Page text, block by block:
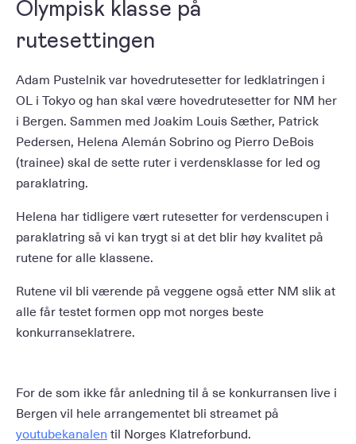
Olympisk klasse på
rutesettingen
Adam Pustelnik var hovedrutesetter for ledklatringen i
OL i Tokyo og han skal være hovedrutesetter for NM her
i Bergen. Sammen med Joakim Louis Sæther, Patrick
Pedersen, Helena Alemán Sobrino og Pierro DeBois
(trainee) skal de sette ruter i verdensklasse for led og
paraklatring.
Helena har tidligere vært rutesetter for verdenscupen i
paraklatring så vi kan trygt si at det blir høy kvalitet på
rutene for alle klassene.
Rutene vil bli værende på veggene også etter NM slik at
alle får testet formen opp mot norges beste
konkurranseklatrere.
For de som ikke får anledning til å se konkurransen live i
Bergen vil hele arrangementet bli streamet på
youtubekanalen til Norges Klatreforbund.